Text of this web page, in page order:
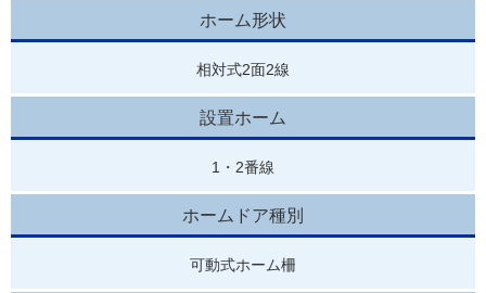
ホーム形状
相対式2面2線
設置ホーム
1・2番線
ホームドア種別
可動式ホーム柵